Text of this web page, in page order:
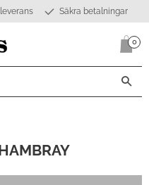
Säkra betalningar
0